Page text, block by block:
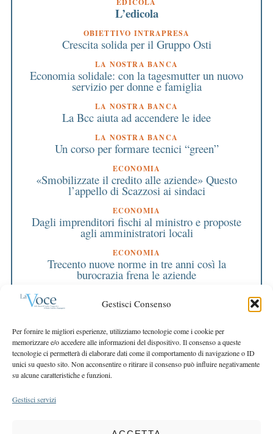
Gestisci Consenso
Per fornire le migliori esperienze, utilizziamo tecnologie come i cookie per
memorizzare e/o accedere alle informazioni del dispositivo. Il consenso a queste
tecnologie ci permetterà di elaborare dati come il comportamento di navigazione o ID
unici su questo sito. Non acconsentire o ritirare il consenso può influire negativamente
su alcune caratteristiche e funzioni.
Gestisci servizi
EDICOLA
L’edicola
OBIETTIVO INTRAPRESA
Crescita solida per il Gruppo Osti
LA NOSTRA BANCA
Economia solidale: con la tagesmutter un nuovo
servizio per donne e famiglia
LA NOSTRA BANCA
La Bcc aiuta ad accendere le idee
LA NOSTRA BANCA
Un corso per formare tecnici “green”
ECONOMIA
«Smobilizzate il credito alle aziende» Questo
l’appello di Scazzosi ai sindaci
ECONOMIA
Dagli imprenditori fischi al ministro e proposte
agli amministratori locali
ECONOMIA
Trecento nuove norme in tre anni così la
burocrazia frena le aziende
Bcc, siamo l’ultima banca locale
EDITORIALE DIRETTORE
Fiducia come motore per la ripresa
EDITORIALE PRESIDENTE
2014, ripartiamo tutti insieme